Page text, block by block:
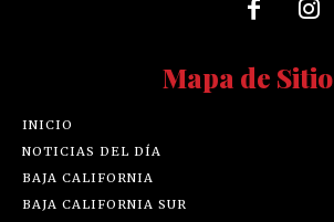
Mapa de Sitio
INICIO
NOTICIAS DEL DÍA
BAJA CALIFORNIA
BAJA CALIFORNIA SUR